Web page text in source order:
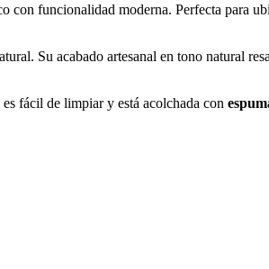
con funcionalidad moderna. Perfecta para
Su acabado artesanal en tono natural
fácil de limpiar y está acolchada con